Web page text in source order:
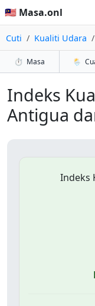
🇲🇾 Masa.onl
Cuti Kualiti Udara
⏱️ Masa 🌦️
Indeks
Antigua
Indeks